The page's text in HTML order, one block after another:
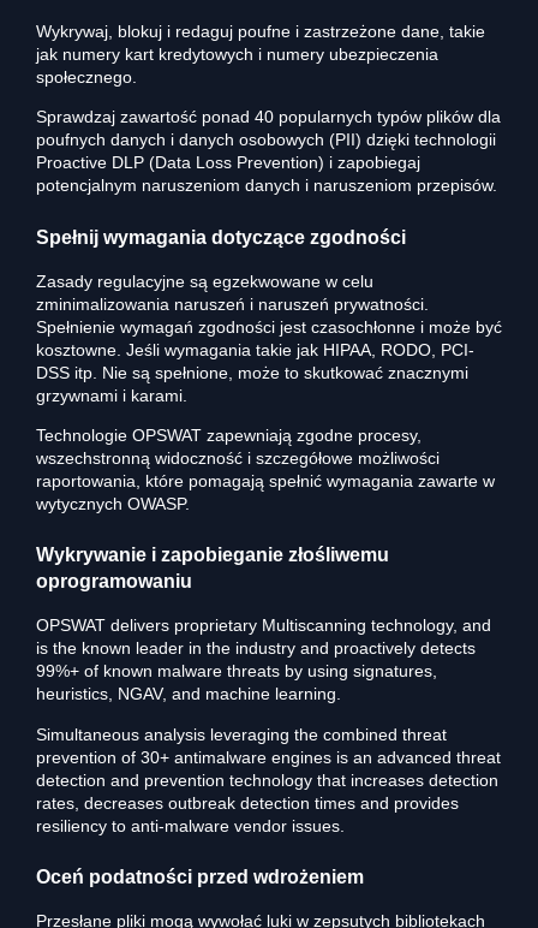
Wykrywaj, blokuj i redaguj poufne i zastrzeżone dane, takie
jak numery kart kredytowych i numery ubezpieczenia
społecznego.
Sprawdzaj zawartość ponad 40 popularnych typów plików dla
poufnych danych i danych osobowych (PII) dzięki technologii
Proactive DLP (Data Loss Prevention) i zapobiegaj
potencjalnym naruszeniom danych i naruszeniom przepisów.
Spełnij wymagania dotyczące zgodności
Zasady regulacyjne są egzekwowane w celu
zminimalizowania naruszeń i naruszeń prywatności.
Spełnienie wymagań zgodności jest czasochłonne i może być
kosztowne. Jeśli wymagania takie jak HIPAA, RODO, PCI-
DSS itp. Nie są spełnione, może to skutkować znacznymi
grzywnami i karami.
Technologie OPSWAT zapewniają zgodne procesy,
wszechstronną widoczność i szczegółowe możliwości
raportowania, które pomagają spełnić wymagania zawarte w
wytycznych OWASP.
Wykrywanie i zapobieganie złośliwemu
oprogramowaniu
OPSWAT delivers proprietary Multiscanning technology, and
is the known leader in the industry and proactively detects
99%+ of known malware threats by using signatures,
heuristics, NGAV, and machine learning.
Simultaneous analysis leveraging the combined threat
prevention of 30+ antimalware engines is an advanced threat
detection and prevention technology that increases detection
rates, decreases outbreak detection times and provides
resiliency to anti-malware vendor issues.
Oceń podatności przed wdrożeniem
Przesłane pliki mogą wywołać luki w zepsutych bibliotekach